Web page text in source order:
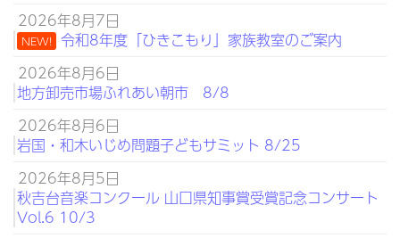
2026年8月7日
NEW! 令和8年度「ひきこもり」家族教室のご案内
2026年8月6日
地方卸売市場ふれあい朝市 8/8
2026年8月6日
岩国・和木いじめ問題子どもサミット 8/25
2026年8月5日
秋吉台音楽コンクール 山口県知事賞受賞記念コンサート
Vol.6 10/3